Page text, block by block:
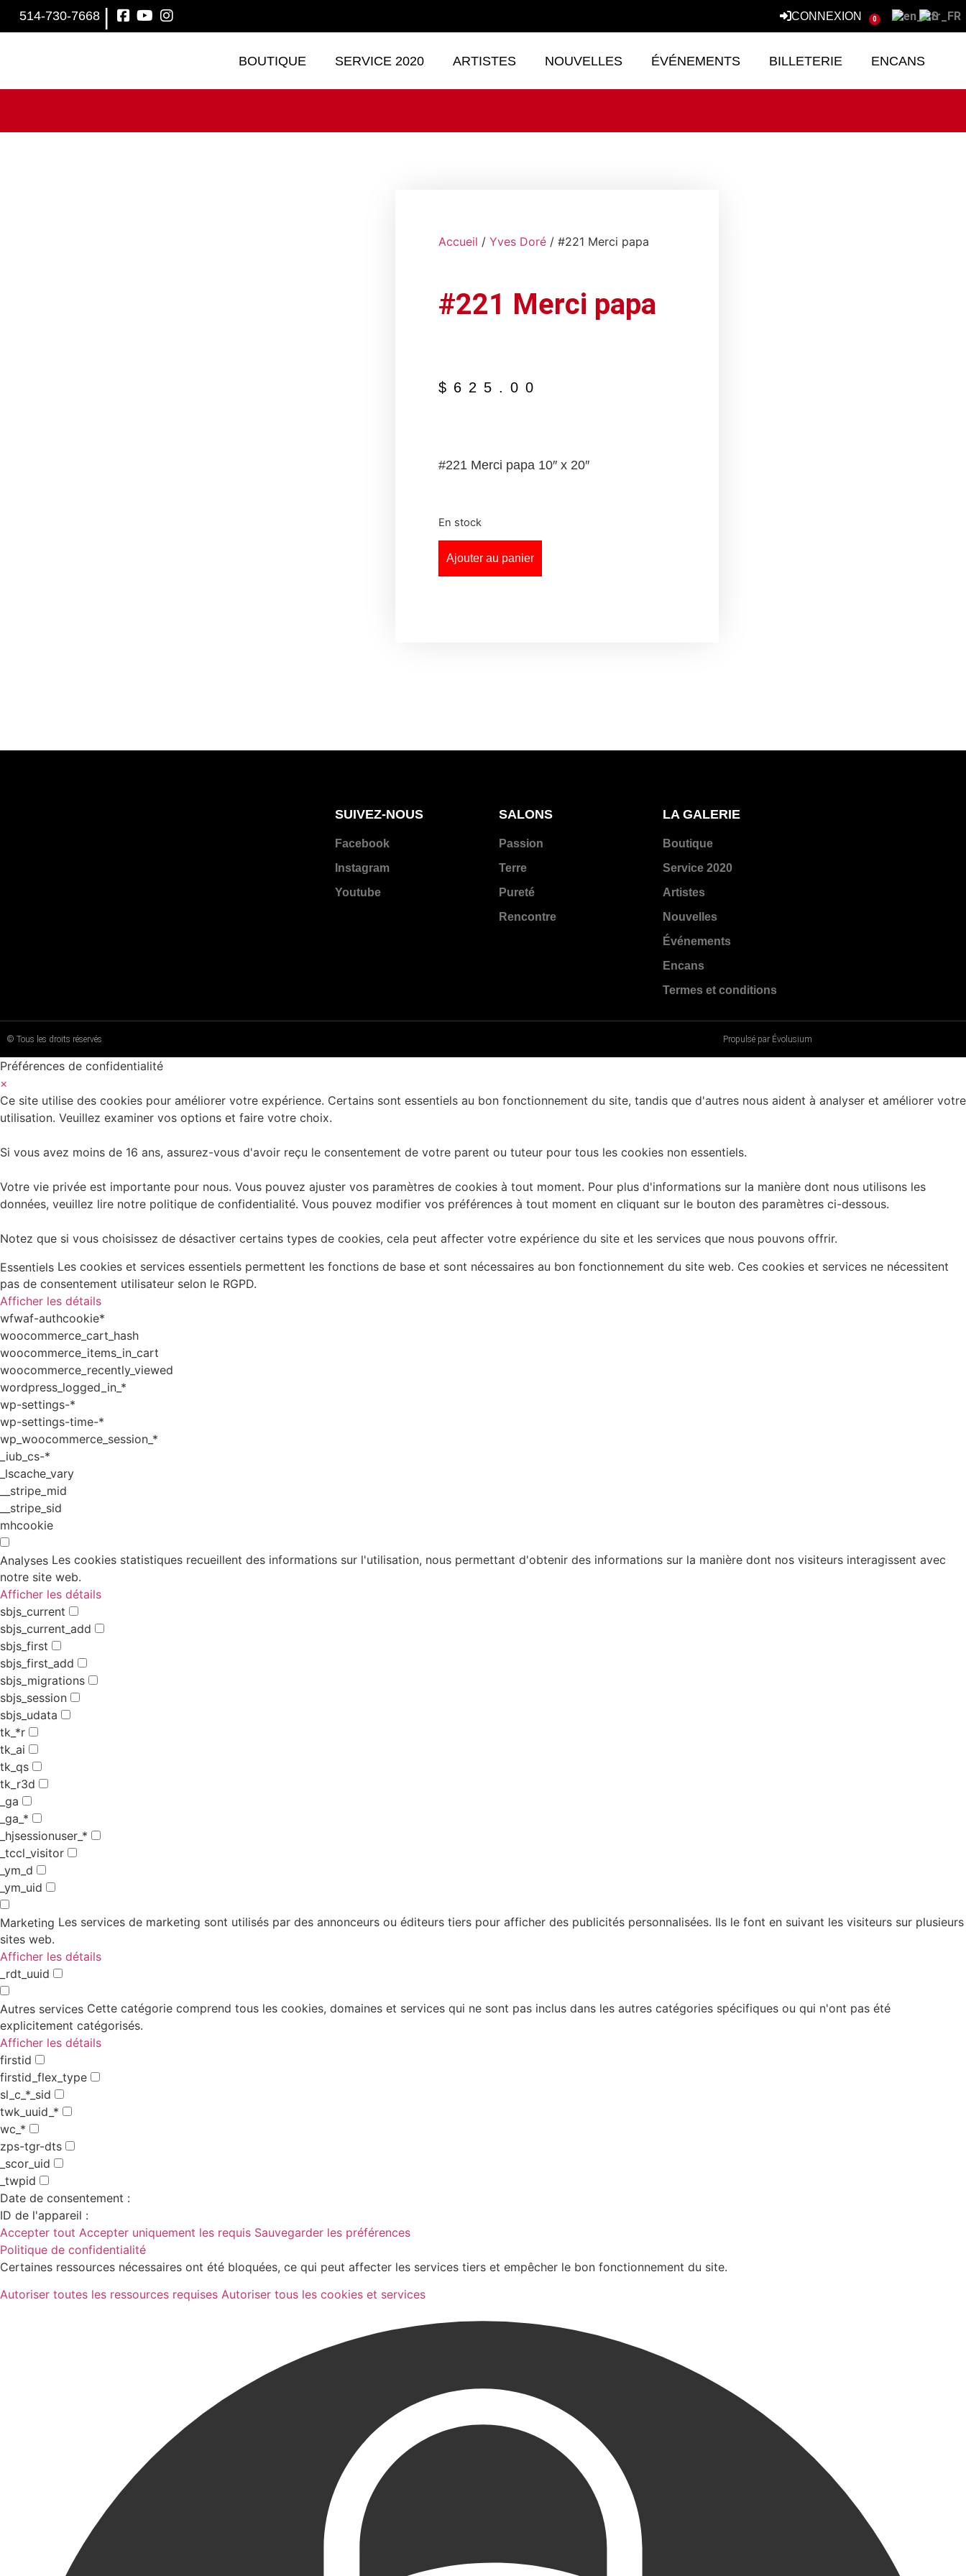
514-730-7668 | CONNEXION 0
BOUTIQUE SERVICE 2020 ARTISTES NOUVELLES ÉVÉNEMENTS BILLETERIE ENCANS
Accueil / Yves Doré / #221 Merci papa
#221 Merci papa
$ 625.00
#221 Merci papa 10″ x 20″
En stock
Ajouter au panier
SUIVEZ-NOUS
Facebook
Instagram
Youtube
SALONS
Passion
Terre
Pureté
Rencontre
LA GALERIE
Boutique
Service 2020
Artistes
Nouvelles
Événements
Encans
Termes et conditions
© Tous les droits réservés Propulsé par Évolusium
Préférences de confidentialité
×
Ce site utilise des cookies pour améliorer votre expérience. Certains sont essentiels au bon fonctionnement du site, tandis que d'autres nous aident à analyser et améliorer votre
utilisation. Veuillez examiner vos options et faire votre choix.
Si vous avez moins de 16 ans, assurez-vous d'avoir reçu le consentement de votre parent ou tuteur pour tous les cookies non essentiels.
Votre vie privée est importante pour nous. Vous pouvez ajuster vos paramètres de cookies à tout moment. Pour plus d'informations sur la manière dont nous utilisons les
données, veuillez lire notre politique de confidentialité. Vous pouvez modifier vos préférences à tout moment en cliquant sur le bouton des paramètres ci-dessous.
Notez que si vous choisissez de désactiver certains types de cookies, cela peut affecter votre expérience du site et les services que nous pouvons offrir.
Essentiels Les cookies et services essentiels permettent les fonctions de base et sont nécessaires au bon fonctionnement du site web. Ces cookies et services ne nécessitent
pas de consentement utilisateur selon le RGPD.
Afficher les détails
wfwaf-authcookie*
woocommerce_cart_hash
woocommerce_items_in_cart
woocommerce_recently_viewed
wordpress_logged_in_*
wp-settings-*
wp-settings-time-*
wp_woocommerce_session_*
_iub_cs-*
_lscache_vary
__stripe_mid
__stripe_sid
mhcookie
Analyses Les cookies statistiques recueillent des informations sur l'utilisation, nous permettant d'obtenir des informations sur la manière dont nos visiteurs interagissent avec
notre site web.
Afficher les détails
sbjs_current
sbjs_current_add
sbjs_first
sbjs_first_add
sbjs_migrations
sbjs_session
sbjs_udata
tk_*r
tk_ai
tk_qs
tk_r3d
_ga
_ga_*
_hjsessionuser_*
_tccl_visitor
_ym_d
_ym_uid
Marketing Les services de marketing sont utilisés par des annonceurs ou éditeurs tiers pour afficher des publicités personnalisées. Ils le font en suivant les visiteurs sur plusieurs
sites web.
Afficher les détails
_rdt_uuid
Autres services Cette catégorie comprend tous les cookies, domaines et services qui ne sont pas inclus dans les autres catégories spécifiques ou qui n'ont pas été
explicitement catégorisés.
Afficher les détails
firstid
firstid_flex_type
sl_c_*_sid
twk_uuid_*
wc_*
zps-tgr-dts
_scor_uid
_twpid
Date de consentement :
ID de l'appareil :
Accepter tout Accepter uniquement les requis Sauvegarder les préférences
Politique de confidentialité
Certaines ressources nécessaires ont été bloquées, ce qui peut affecter les services tiers et empêcher le bon fonctionnement du site.
Autoriser toutes les ressources requises Autoriser tous les cookies et services